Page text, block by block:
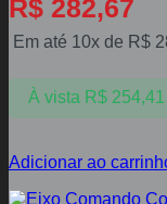
R$ 282,67
Em até 10x de R$
À vista R$254,41
Adicionar ao